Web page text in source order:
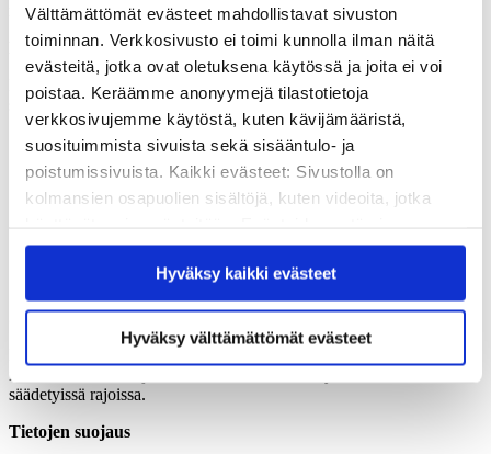
Välttämättömät evästeet mahdollistavat sivuston
toiminnan. Verkkosivusto ei toimi kunnolla ilman näitä
evästeitä, jotka ovat oletuksena käytössä ja joita ei voi
poistaa. Keräämme anonyymejä tilastotietoja
verkkosivujemme käytöstä, kuten kävijämääristä,
suosituimmista sivuista sekä sisääntulo- ja
poistumissivuista. Kaikki evästeet: Sivustolla on
kolmansien osapuolien sisältöjä, kuten videoita, jotka
saattaa estää näiden sisältöjen näkymisen.
Hyväksymällä kaikki evästeet varmistat, että kaikki
sisältö on käytettävissäsi.
Hyväksy kaikki evästeet
Hyväksy välttämättömät evästeet
mahdollisen avustuksen myöntämiseen.
Kerättävät tiedot
Käsittelemme apuraharekisterin yhteydessä seuraavia avustuksia ja
stipendejä hakevien henkilöiden tietoja:
perustiedot, kuten etu- ja sukunimi, syntymäaika,
henkilötunnus ja asiointikieli
yhteystiedot, kuten osoite, puhelinnumero ja sähköpostiosoite
pankkitili, sekä muut apurahahakemuksessa antamasi tiedot
liittyvät tiedot, kuten hakijan kelpoisuutta koskevat tiedot
tiedot koskien yhteydenpitoa apurahan hakijan kanssa
Säännönmukaiset tietolähteet
itse avustusten hakijana. Muita tietolähteitä käytämme laissa
säädetyissä rajoissa.
Tietojen suojaus